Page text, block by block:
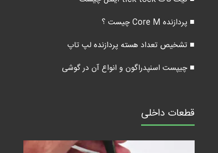
■ پردازنده Core M چیست ؟
■ تشخیص تعداد هسته پردازنده لپ تاپ
■ چیپست اسنپدراگون و انواع آن در گوشی
قطعات داخلی